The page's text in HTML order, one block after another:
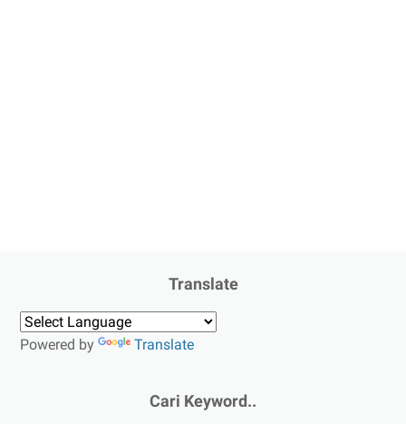
Translate
Powered by Translate
Cari Keyword..